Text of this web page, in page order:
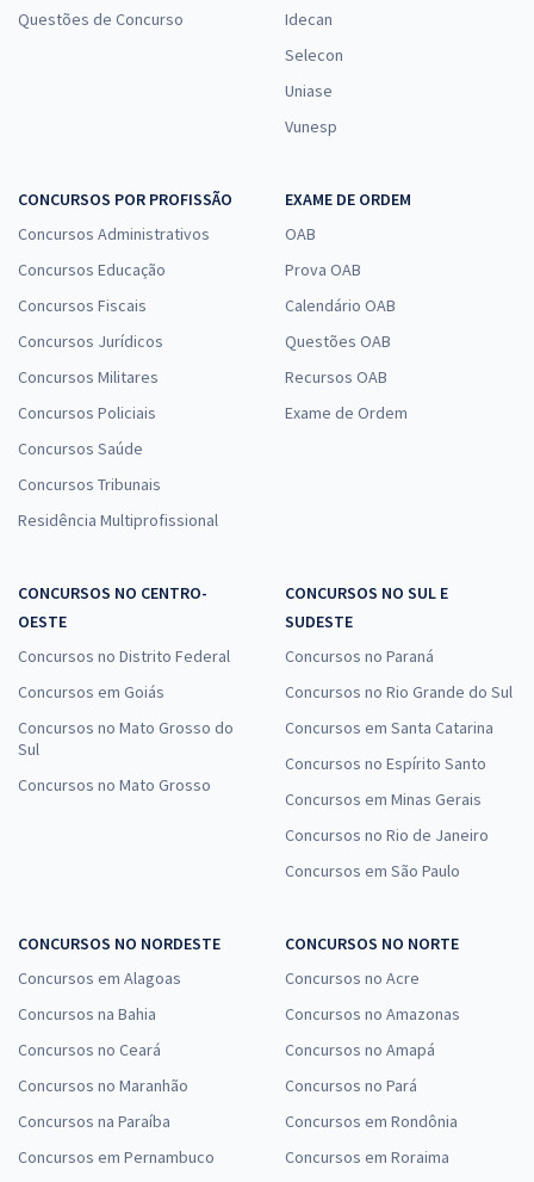
Questões de Concurso
Idecan
Selecon
Uniase
Vunesp
CONCURSOS POR PROFISSÃO
Concursos Administrativos
Concursos Educação
Concursos Fiscais
Concursos Jurídicos
Concursos Militares
Concursos Policiais
Concursos Saúde
Concursos Tribunais
Residência Multiprofissional
EXAME DE ORDEM
OAB
Prova OAB
Calendário OAB
Questões OAB
Recursos OAB
Exame de Ordem
CONCURSOS NO CENTRO-
OESTE
Concursos no Distrito Federal
Concursos em Goiás
Concursos no Mato Grosso do
Sul
Concursos no Mato Grosso
CONCURSOS NO SUL E
SUDESTE
Concursos no Paraná
Concursos no Rio Grande do Sul
Concursos em Santa Catarina
Concursos no Espírito Santo
Concursos em Minas Gerais
Concursos no Rio de Janeiro
Concursos em São Paulo
CONCURSOS NO NORDESTE
Concursos em Alagoas
Concursos na Bahia
Concursos no Ceará
Concursos no Maranhão
Concursos na Paraíba
Concursos em Pernambuco
CONCURSOS NO NORTE
Concursos no Acre
Concursos no Amazonas
Concursos no Amapá
Concursos no Pará
Concursos em Rondônia
Concursos em Roraima